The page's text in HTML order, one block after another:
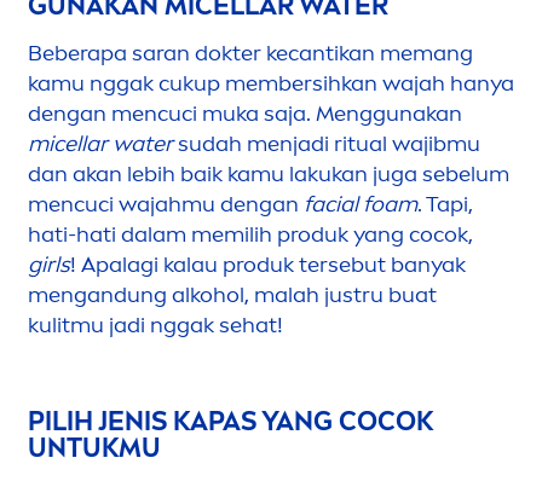
Beberapa saran dokter kecantikan memang
kamu nggak cukup membersihkan wajah hanya
dengan mencuci muka saja. Menggunakan
micellar watersudah menjadi ritual wajibmu
dan akan lebih baik kamu lakukan juga sebelum
mencuci wajahmu dengan facial foam. Tapi,
hati-hati dalam memilih produk yang cocok,
girls! Apalagi kalau produk tersebut banyak
mengandung alkohol, malah justru buat
kulitmu jadi nggak sehat!
PILIH JENIS KAPAS YANG COCOK
UNTUKMU